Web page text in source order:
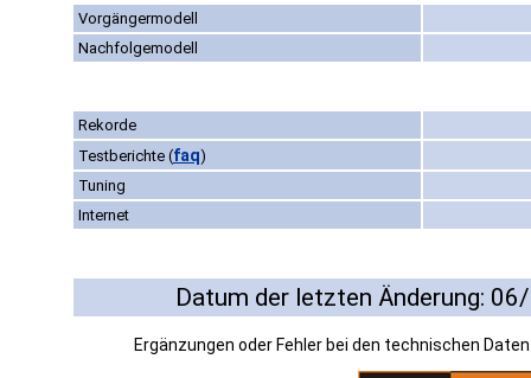
Vorgängermodell
Nachfolgemodell
Rekorde
Testberichte (faq)
Tuning
Internet
Datum der letzten Änderung:
Ergänzungen oder Fehler bei den technischen